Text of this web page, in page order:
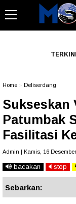
TERKINI
Home Deliserdang
Sukseskan
Patumbak
Fasilitasi
Admin | Kamis, 16
bacakan stop
Sebarkan: